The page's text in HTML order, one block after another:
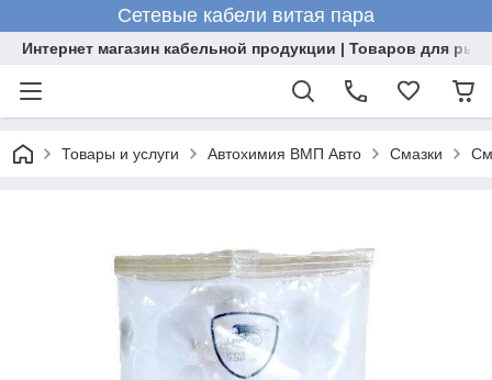
Сетевые кабели витая пара
Интернет магазин кабельной продукции | Товаров для
Товары и услуги Автохимия ВМП Авто Смазки